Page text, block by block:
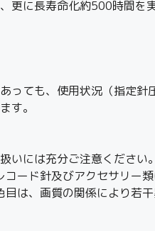
更に長寿命化約500時間を
っても、使用状況（指定針
す。
いには充分ご注意ください
ード針及びアクセサリー
は、画質の関係により若